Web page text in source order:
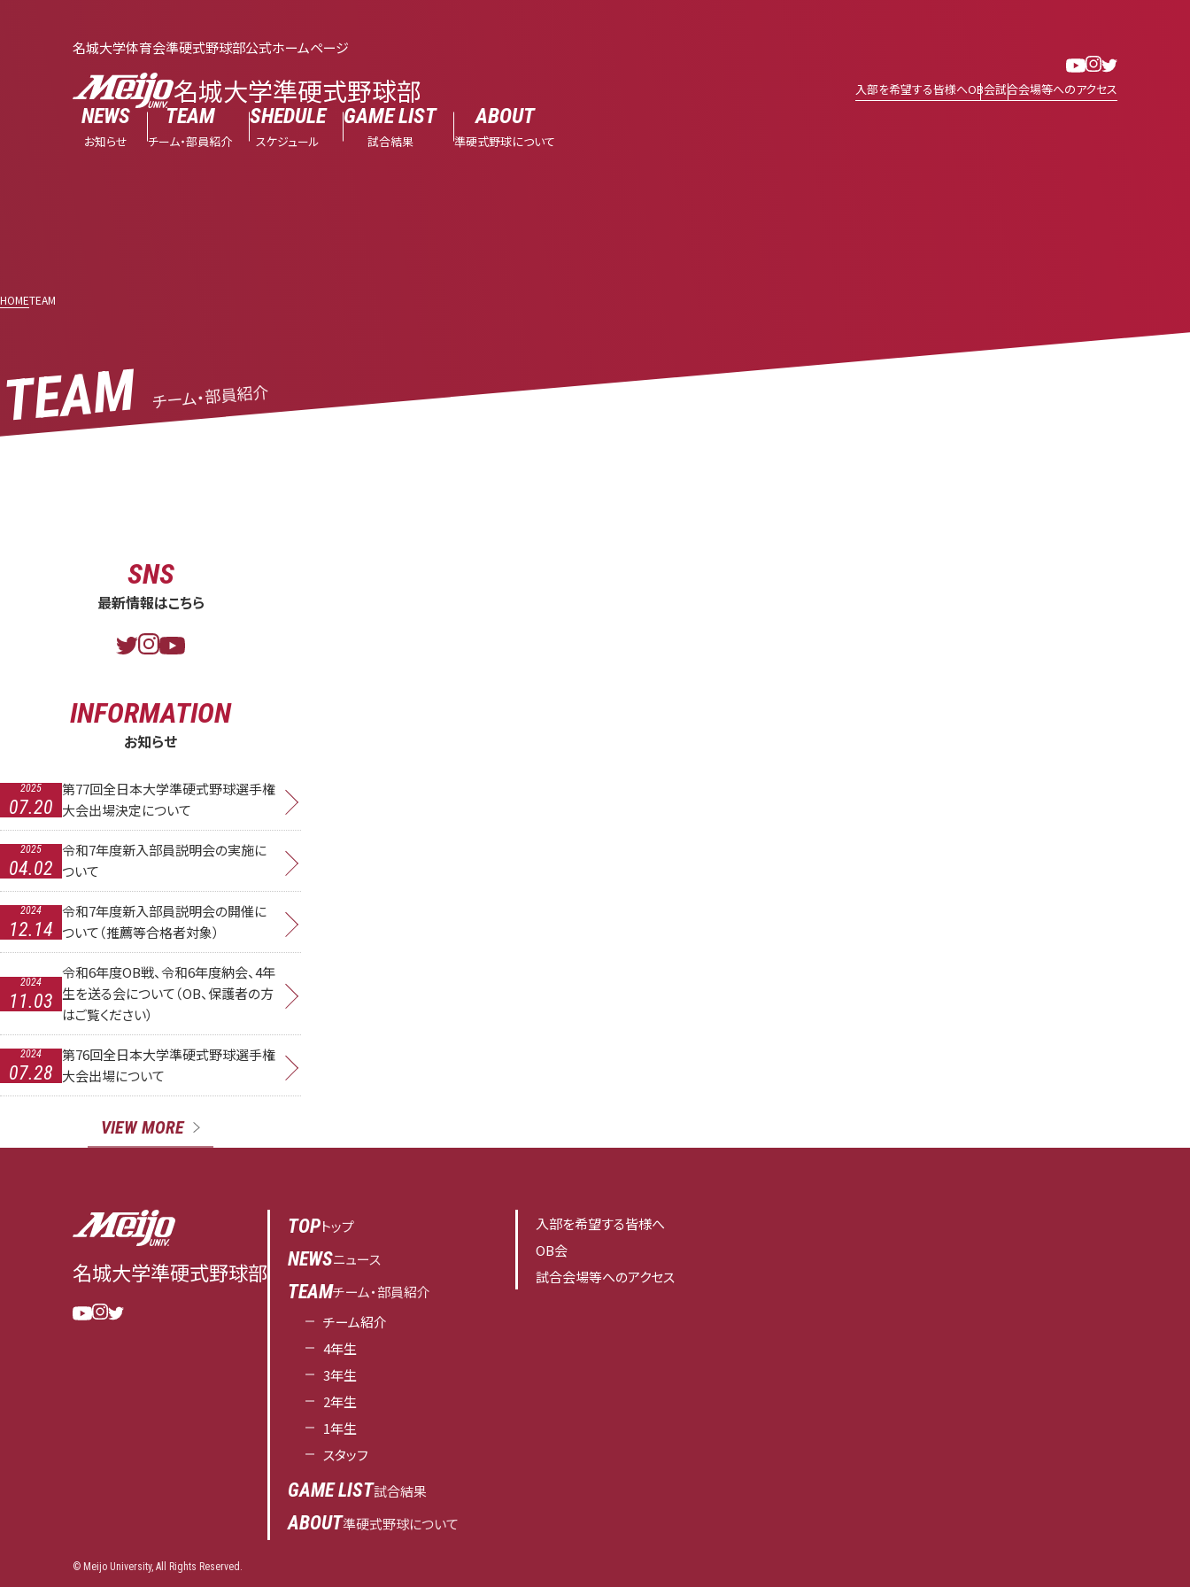
名城大学体育会準硬式野球部公式ホームページ
名城大学準硬式野球部
NEWS
お知らせ
TEAM
チーム・部員紹介
SHEDULE
スケジュール
GAME LIST
試合結果
ABOUT
準硬式野球について
入部を希望する皆様へOB会試合会場等へのアクセス
HOMETEAM
TEAM チーム・部員紹介
SNS
最新情報はこちら
INFORMATION
お知らせ
2025
07.20
第77回全日本大学準硬式野球選手権
大会出場決定について
2025
04.02
令和7年度新入部員説明会の実施に
ついて
2024
12.14
令和7年度新入部員説明会の開催に
ついて（推薦等合格者対象）
2024
11.03
令和6年度OB戦、令和6年度納会、4年
生を送る会について（OB、保護者の方
はご覧ください）
2024
07.28
第76回全日本大学準硬式野球選手権
大会出場について
VIEW MORE
名城大学準硬式野球部
TOPトップ
NEWSニュース
TEAMチーム・部員紹介
チーム紹介
4年生
3年生
2年生
1年生
スタッフ
GAME LIST試合結果
ABOUT準硬式野球について
入部を希望する皆様へ
OB会
試合会場等へのアクセス
© Meijo University, All Rights Reserved.